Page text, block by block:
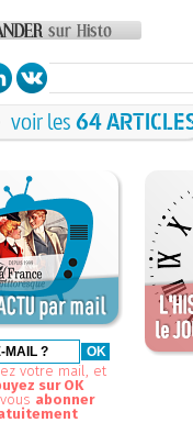
voir les64
votre mail, et
sur OK
abonner